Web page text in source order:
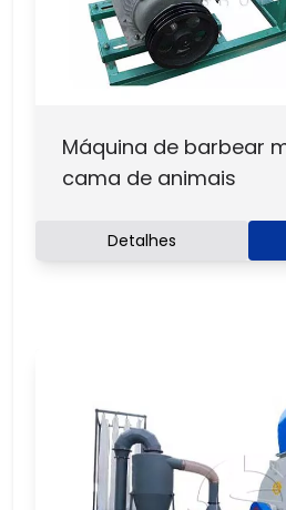
Máquina de barbear
cama de animais
Detalhes